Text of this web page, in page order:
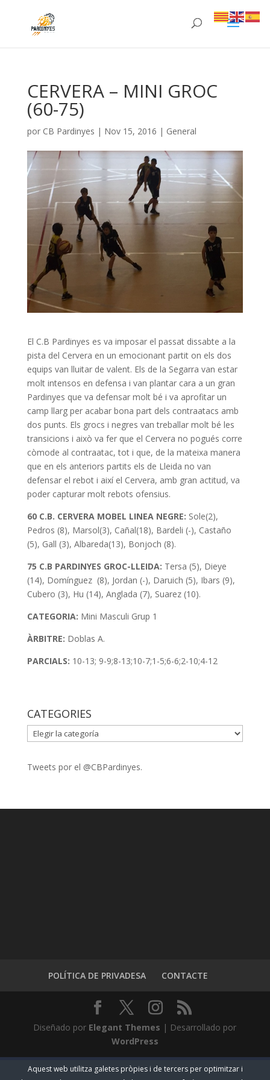
CERVERA – MINI GROC
(60-75)
por CB Pardinyes | Nov 15, 2016 | General
El C.B Pardinyes es va imposar el passat dissabte a la
pista del Cervera en un emocionant partit on els dos
equips van lluitar de valent. Els de la Segarra van estar
molt intensos en defensa i van plantar cara a un gran
Pardinyes que va defensar molt bé i va aprofitar un
camp llarg per acabar bona part dels contraatacs amb
dos punts. Els grocs i negres van treballar molt bé les
transicions i això va fer que el Cervera no pogués corre
còmode al contraatac, tot i que, de la mateixa manera
que en els anteriors partits els de Lleida no van
defensar el rebot i així el Cervera, amb gran actitud, va
poder capturar molt rebots ofensius.
60 C.B. CERVERA MOBEL LINEA NEGRE: Sole(2),
Pedros (8), Marsol(3), Cañal(18), Bardeli (-), Castaño
(5), Gall (3), Albareda(13), Bonjoch (8).
75 C.B PARDINYES GROC-LLEIDA: Tersa (5), Dieye
(14), Domínguez (8), Jordan (-), Daruich (5), Ibars (9),
Cubero (3), Hu (14), Anglada (7), Suarez (10).
CATEGORIA: Mini Masculi Grup 1
ÀRBITRE: Doblas A.
PARCIALS: 10-13; 9-9;8-13;10-7;1-5;6-6;2-10;4-12
CATEGORIES
CATEGORIES
Tweets por el @CBPardinyes.
POLÍTICA DE PRIVADESA CONTACTE
Diseñado por Elegant Themes | Desarrollado por
WordPress
Aquest web utilitza galetes pròpies i de tercers per optimitzar i